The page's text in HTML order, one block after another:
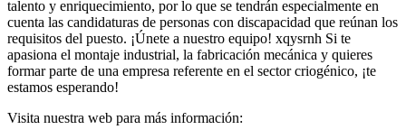
talento y enriquecimiento, por lo que se tendrán especialmente en
cuenta las candidaturas de personas con discapacidad que reúnan los
requisitos del puesto. ¡Únete a nuestro equipo! xqysrnh Si te
apasiona el montaje industrial, la fabricación mecánica y quieres
formar parte de una empresa referente en el sector criogénico, ¡te
estamos esperando!
Visita nuestra web para más información: